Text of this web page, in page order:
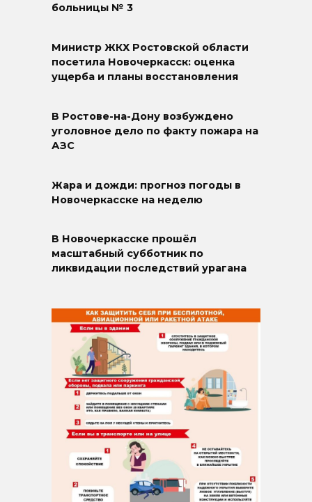
больницы № 3
Министр ЖКХ Ростовской области
посетила Новочеркасск: оценка
ущерба и планы восстановления
В Ростове-на-Дону возбуждено
уголовное дело по факту пожара на
АЗС
Жара и дожди: прогноз погоды в
Новочеркасске на неделю
В Новочеркасске прошёл
масштабный субботник по
ликвидации последствий урагана